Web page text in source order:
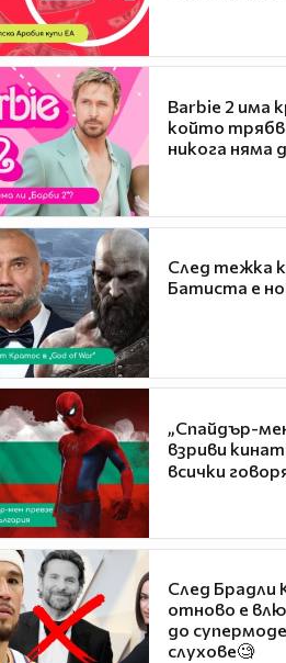
Barbie 2 има
който
никога няма
След тежка
Батиста е
„Спайдър-
взриви
всички
След Брадли
отново е
до
слухове🧐